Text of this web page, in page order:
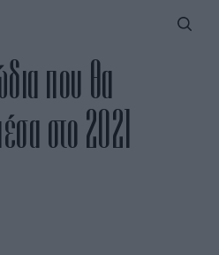
που θα
στο 2021